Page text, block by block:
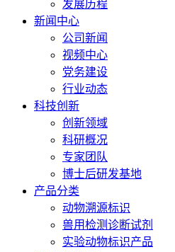
发展历程
新闻中心
公司新闻
视频中心
党务建设
行业动态
科技创新
创新领域
科研概况
专家团队
博士后研发基地
产品分类
动物溯源标识
兽用检测诊断试剂
实验动物标识产品